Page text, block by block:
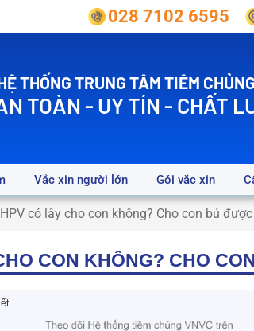
028 7102 6595
THỐNG TRUNG TÂM TIÊM
TOÀN - UY TÍN - CHẤT
Vắc xin người lớn Gói vắc xin
có lây cho con không? Cho con bú
CON KHÔNG? CHO